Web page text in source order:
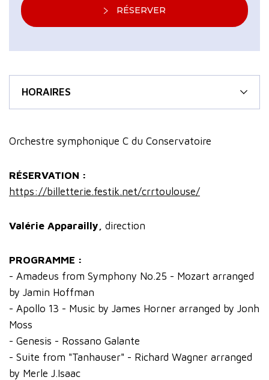
RÉSERVER
HORAIRES
Orchestre symphonique C du Conservatoire
RÉSERVATION :
https://billetterie.festik.net/crrtoulouse/
Valérie Apparailly, direction
PROGRAMME :
- Amadeus from Symphony No.25 - Mozart arranged
by Jamin Hoffman
- Apollo 13 - Music by James Horner arranged by Jonh
Moss
- Genesis - Rossano Galante
- Suite from "Tanhauser" - Richard Wagner arranged
by Merle J.Isaac